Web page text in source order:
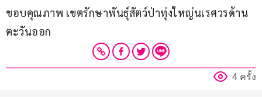
ขอบคุณภาพ เขตรักษาพันธุ์สัตว์ป่าทุ่งใหญ่นเรศวรด้าน
ตะวันออก
4 ครั้ง